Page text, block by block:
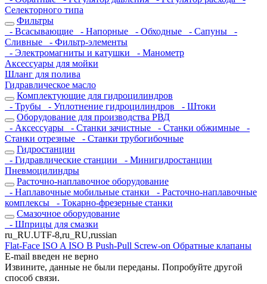
Селекторного типа
Фильтры
- Всасывающие
- Напорные - Обходные - Сапуны
-
Сливные
- Фильтр-элементы
- Электромагниты и катушки
- Манометр
Аксессуары для мойки
Шланг для полива
Гидравлическое масло
Комплектующие для гидроцилиндров
- Трубы
- Уплотнение гидроцилиндров
- Штоки
Оборудование для производства РВД
- Аксессуары
- Станки зачистные - Станки обжимные
-
Станки отрезные
- Станки трубогибочные
Гидростанции
- Гидравлические станции
- Минигидростанции
Пневмоцилиндры
Расточно-наплавочное оборудование
- Наплавочные мобильные станки
- Расточно-наплавочные
комплексы
- Токарно-фрезерные станки
Смазочное оборудование
- Шприцы для смазки
ru_RU.UTF-8,ru_RU,russian
Flat-Face ISO A ISO B Push-Pull Screw-on Обратные клапаны
E-mail введен не верно
Извините, данные не были переданы. Попробуйте другой
способ связи.